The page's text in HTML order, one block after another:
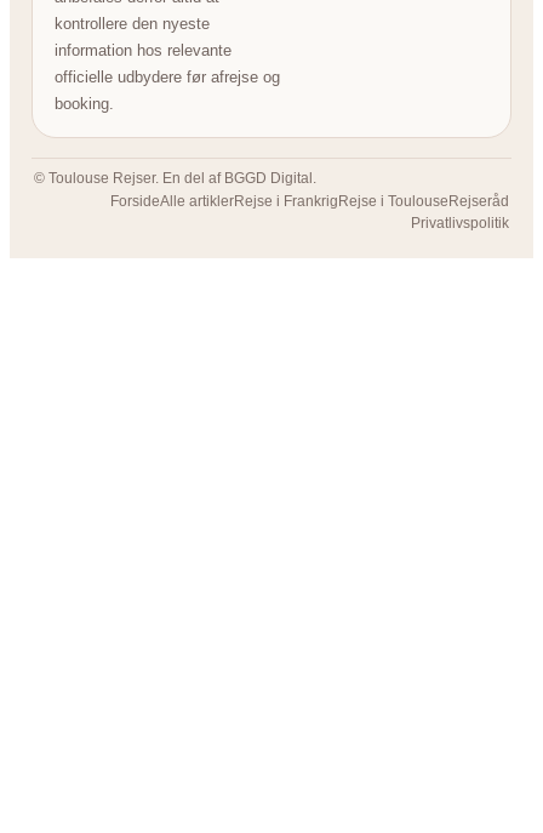
kontrollere den nyeste
information hos relevante
officielle udbydere før afrejse og
booking.
© Toulouse Rejser. En del af BGGD Digital.
ForsideAlle artiklerRejse i FrankrigRejse i ToulouseRejseråd
Privatlivspolitik